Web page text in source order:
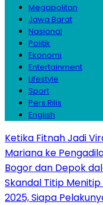
Megapolitan
Jawa Barat
Nasional
Politik
Ekonomi
Entertainment
Lifestyle
Sport
Pers Rilis
English
Ketika Fitnah Jadi
Mariana ke
Bogor dan Depok
Skandal Titip Menitip
2025, Siapa